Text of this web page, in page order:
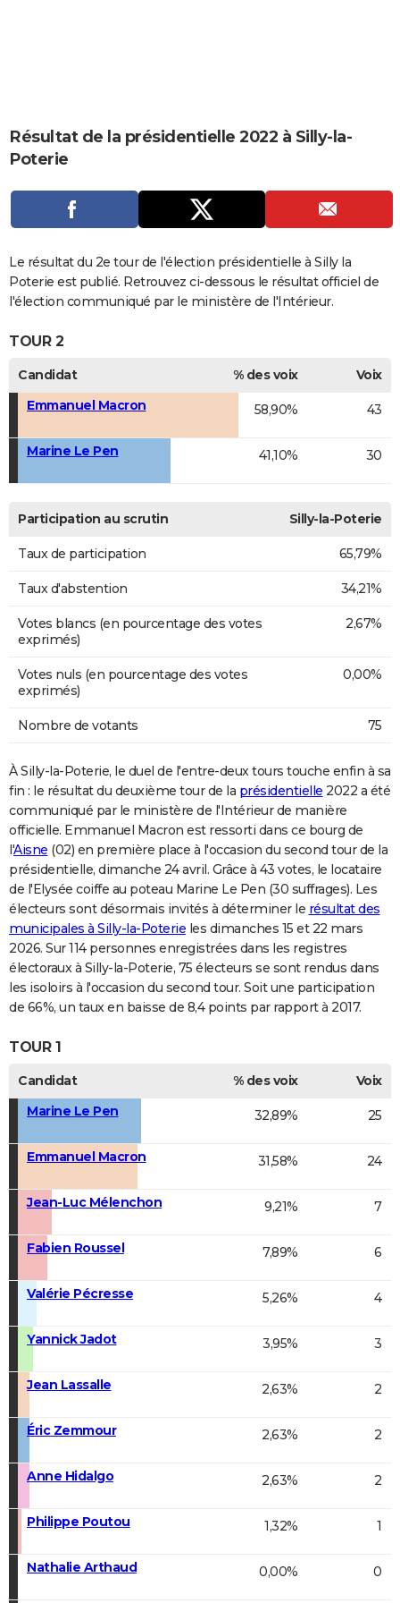
CARTE DE VOEUX
Carte de Noël
Carte Bonne année
Carte Saint-Valentin
Carte Pâques
Carte d'anniversaire
DICTIONNAIRE
Dictionnaire
Biographies
Expressions
Proverbes
PROGRAMME TV
S'inscrire
Se connecter
Lycées
Collèges
Primaires
Universités
Entreprises
Service militaire
Avis de recherche
AVIS DE DÉCÈS
Bricolage
Lifestyle
Culture
Sport
Auto
Television
Voyage
Cinema
Résultat de la présidentielle 2022 à Silly-la-
Poterie
Le résultat du 2e tour de l'élection présidentielle à Silly la
Poterie est publié. Retrouvez ci-dessous le résultat officiel de
l'élection communiqué par le ministère de l'Intérieur.
TOUR 2
Candidat % des voix
Voix
Emmanuel Macron
58,90% 43
Marine Le Pen 41,10% 30
Participation au scrutin Silly-la-Poterie
Taux de participation 65,79%
Taux d'abstention 34,21%
Votes blancs (en pourcentage des votes
exprimés)
2,67%
Votes nuls (en pourcentage des votes
exprimés)
0,00%
Nombre de votants 75
À Silly-la-Poterie, le duel de l'entre-deux tours touche enfin à sa
fin : le résultat du deuxième tour de la présidentielle 2022 a été
communiqué par le ministère de l'Intérieur de manière
officielle. Emmanuel Macron est ressorti dans ce bourg de
l'Aisne (02) en première place à l'occasion du second tour de la
présidentielle, dimanche 24 avril. Grâce à 43 votes, le locataire
de l'Elysée coiffe au poteau Marine Le Pen (30 suffrages). Les
électeurs sont désormais invités à déterminer le résultat des
municipales à Silly-la-Poterie les dimanches 15 et 22 mars
2026. Sur 114 personnes enregistrées dans les registres
électoraux à Silly-la-Poterie, 75 électeurs se sont rendus dans
les isoloirs à l'occasion du second tour. Soit une participation
de 66%, un taux en baisse de 8,4 points par rapport à 2017.
TOUR 1
Candidat % des voix
Voix
Marine Le Pen
32,89% 25
Emmanuel Macron 31,58% 24
Jean-Luc Mélenchon 9,21% 7
Fabien Roussel 7,89% 6
Valérie Pécresse 5,26% 4
Yannick Jadot 3,95% 3
Jean Lassalle 2,63% 2
Éric Zemmour 2,63% 2
Anne Hidalgo 2,63% 2
Philippe Poutou 1,32% 1
Nathalie Arthaud 0,00% 0